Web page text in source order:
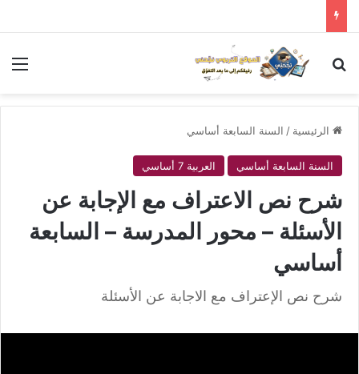
بحث عن
الرئيسية / السنة السابعة أساسي
السنة السابعة أساسي العربية 7 أساسي
شرح نص الاعتراف مع الإجابة عن
الأسئلة – محور المدرسة – السابعة
أساسي
شرح نص الإعتراف مع الاجابة عن الأسئلة